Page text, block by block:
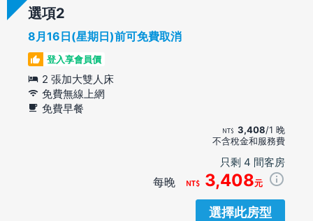
選項
8月16日(星期日)前可免費取消
登入享會員價
2 張加大雙人床
免費無線上網
免費早餐
3,408/1 晚
不含稅金和服務費
只剩 4 間客房
每晚 3,408元
選擇此房型